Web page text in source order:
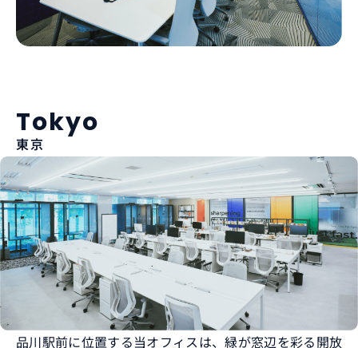
品川駅前に位置する当オフィスは、緑が窓辺を彩る開放
Tokyo
東京